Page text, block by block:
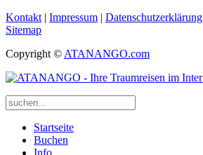
Kontakt | Impressum | Datenschutzerklärung
Sitemap
Copyright © ATANANGO.com
Startseite
Buchen
Info